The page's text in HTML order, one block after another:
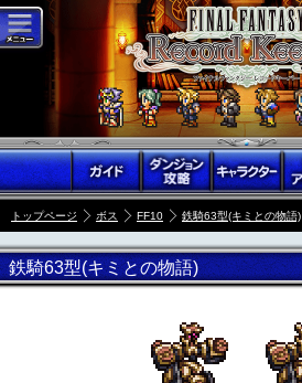
トップページ ボス FF10 鉄騎63型(キミとの物語)
鉄騎63型(キミとの物語)